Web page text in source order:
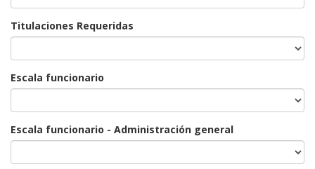
Titulaciones Requeridas
Escala funcionario
Escala funcionario - Administración general